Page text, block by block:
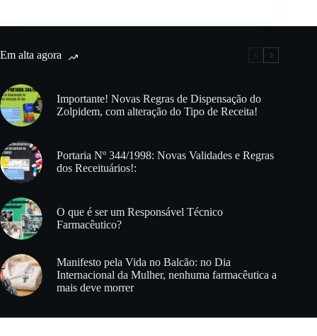
Em alta agora
Importante! Novas Regras de Dispensação do
Zolpidem, com alteração do Tipo de Receita!
Portaria Nº 344/1998: Novas Validades e Regras
dos Receituários!:
O que é ser um Responsável Técnico
Farmacêutico?
Manifesto pela Vida no Balcão: no Dia
Internacional da Mulher, nenhuma farmacêutica a
mais deve morrer